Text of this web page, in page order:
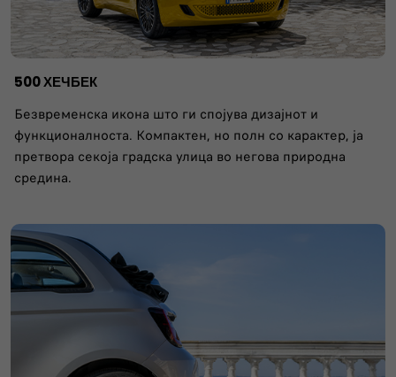
500 ХЕЧБЕК
Безвременска икона што ги спојува дизајнот и
функционалноста. Компактен, но полн со карактер, ја
претвора секоја градска улица во негова природна
средина.